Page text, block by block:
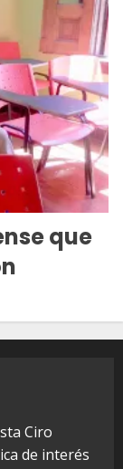
que
Ciro
de interés